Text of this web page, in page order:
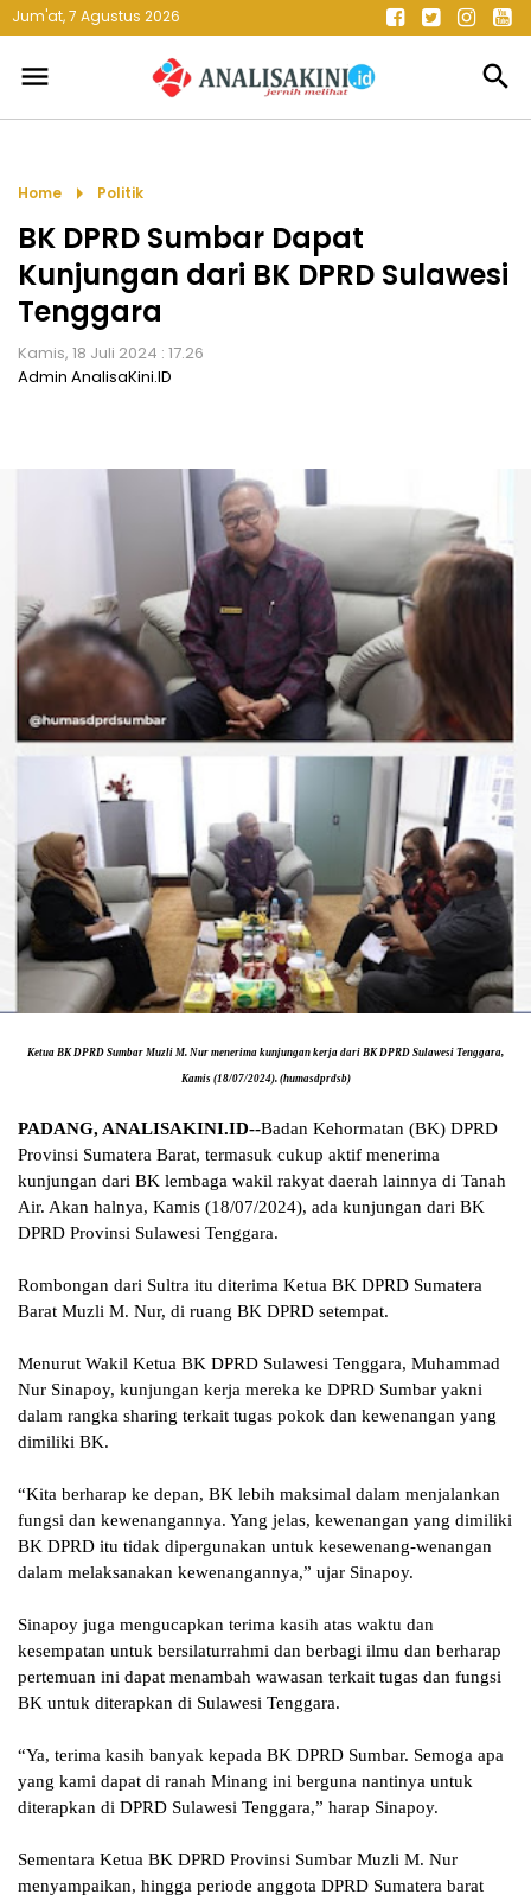
Jum'at, 7 Agustus 2026
menu search
Home arrow_right Politik
BK DPRD Sumbar Dapat
Kunjungan dari BK DPRD Sulawesi
Tenggara
Kamis, 18 Juli 2024 : 17.26
Admin AnalisaKini.ID
Ketua BK DPRD Sumbar Muzli M. Nur menerima kunjungan kerja dari BK DPRD Sulawesi Tenggara,
Kamis (18/07/2024). (humasdprdsb)
PADANG, ANALISAKINI.ID--Badan Kehormatan (BK) DPRD
Provinsi Sumatera Barat, termasuk cukup aktif menerima
kunjungan dari BK lembaga wakil rakyat daerah lainnya di Tanah
Air. Akan halnya, Kamis (18/07/2024), ada kunjungan dari BK
DPRD Provinsi Sulawesi Tenggara.
Rombongan dari Sultra itu diterima Ketua BK DPRD Sumatera
Barat Muzli M. Nur, di ruang BK DPRD setempat.
Menurut Wakil Ketua BK DPRD Sulawesi Tenggara, Muhammad
Nur Sinapoy, kunjungan kerja mereka ke DPRD Sumbar yakni
dalam rangka sharing terkait tugas pokok dan kewenangan yang
dimiliki BK.
“Kita berharap ke depan, BK lebih maksimal dalam menjalankan
fungsi dan kewenangannya. Yang jelas, kewenangan yang dimiliki
BK DPRD itu tidak dipergunakan untuk kesewenang-wenangan
dalam melaksanakan kewenangannya,” ujar Sinapoy.
Sinapoy juga mengucapkan terima kasih atas waktu dan
kesempatan untuk bersilaturrahmi dan berbagi ilmu dan berharap
pertemuan ini dapat menambah wawasan terkait tugas dan fungsi
BK untuk diterapkan di Sulawesi Tenggara.
“Ya, terima kasih banyak kepada BK DPRD Sumbar. Semoga apa
yang kami dapat di ranah Minang ini berguna nantinya untuk
diterapkan di DPRD Sulawesi Tenggara,” harap Sinapoy.
Sementara Ketua BK DPRD Provinsi Sumbar Muzli M. Nur
menyampaikan, hingga periode anggota DPRD Sumatera barat